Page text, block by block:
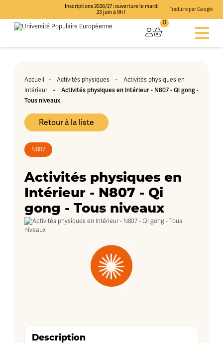
Inscriptions 2026/27 : ouverture le mardi
23 juin à 9h !
Traduire par Google
0
Accueil - Activités physiques - Activités physiques en
Intérieur
- Activités physiques en Intérieur - N807 - Qi gong -
Tous niveaux
Retour à la liste
N807
Activités physiques en
Intérieur - N807 - Qi
gong - Tous niveaux
Description